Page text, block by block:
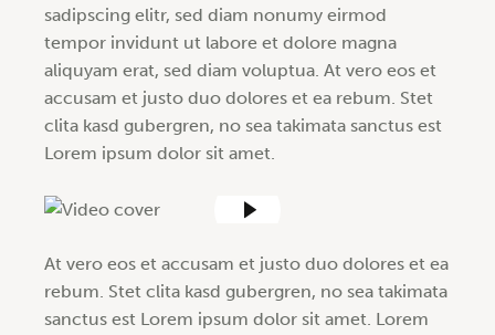
sadipscing elitr, sed diam nonumy eirmod
tempor invidunt ut labore et dolore magna
aliquyam erat, sed diam voluptua. At vero eos et
accusam et justo duo dolores et ea rebum. Stet
clita kasd gubergren, no sea takimata sanctus est
Lorem ipsum dolor sit amet.
At vero eos et accusam et justo duo dolores et ea
rebum. Stet clita kasd gubergren, no sea takimata
sanctus est Lorem ipsum dolor sit amet. Lorem